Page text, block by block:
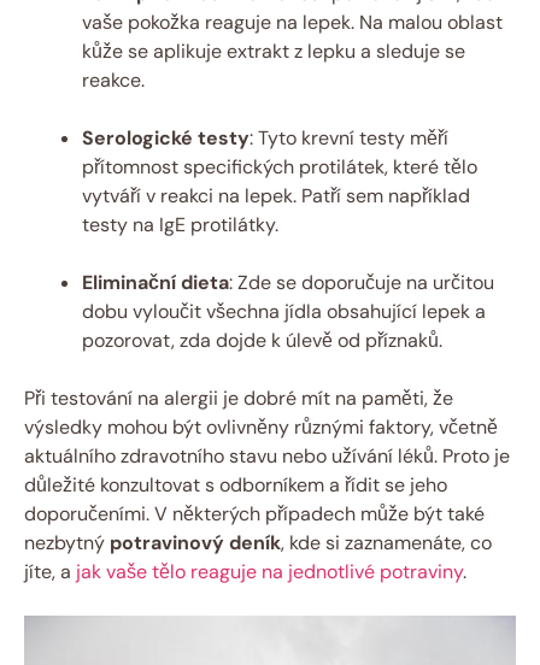
vaše pokožka reaguje na lepek. Na malou oblast
kůže se aplikuje extrakt z lepku a sleduje se
reakce.
Serologické testy: Tyto krevní testy měří
přítomnost specifických protilátek, které tělo
vytváří v reakci na lepek. Patří sem například
testy na IgE protilátky.
Eliminační dieta: Zde se doporučuje na určitou
dobu vyloučit všechna jídla obsahující lepek a
pozorovat, zda dojde k úlevě od příznaků.
Při testování na alergii je dobré mít na paměti, že
výsledky mohou být ovlivněny různými faktory, včetně
aktuálního zdravotního stavu nebo užívání léků. Proto je
důležité konzultovat s odborníkem a řídit se jeho
doporučeními. V některých případech může být také
nezbytný potravinový deník, kde si zaznamenáte, co
jíte, a jak vaše tělo reaguje na jednotlivé potraviny.